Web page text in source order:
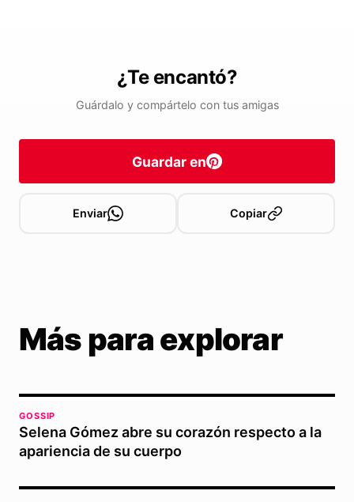
¿Te encantó?
Guárdalo y compártelo con tus amigas
Guardar en
Enviar Copiar
Más para explorar
GOSSIP
Selena Gómez abre su corazón respecto a la
apariencia de su cuerpo